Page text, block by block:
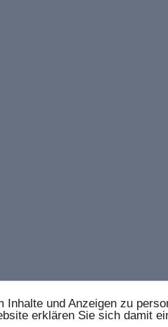
Inhalte und Anzeigen zu
erklären Sie sich damit